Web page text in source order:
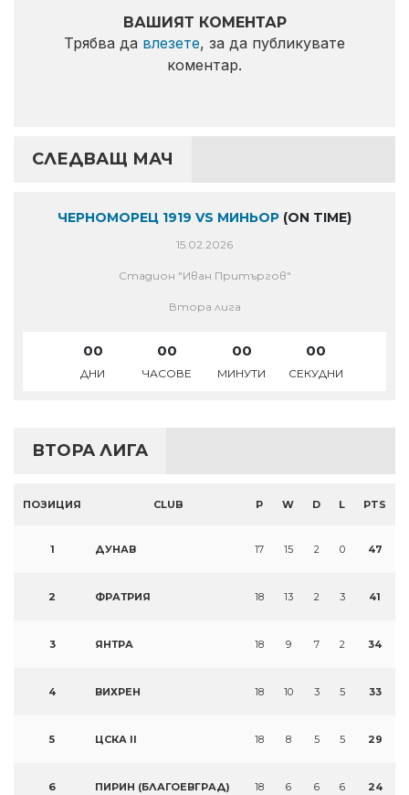
ВАШИЯТ КОМЕНТАР
Трябва да влезете, за да публикувате
коментар.
СЛЕДВАЩ МАЧ
ЧЕРНОМОРЕЦ 1919 VS МИНЬОР (ON TIME)
15.02.2026
Стадион "Иван Притъргов"
Втора лига
00
ДНИ
00
ЧАСОВЕ
00
МИНУТИ
00
СЕКУДНИ
ВТОРА ЛИГА
ПОЗИЦИЯ CLUB P W D L PTS
1 ДУНАВ 17 15 2 0 47
2 ФРАТРИЯ 18 13 2 3 41
3 ЯНТРА 18 9 7 2 34
4 ВИХРЕН 18 10 3 5 33
5 ЦСКА II 18 8 5 5 29
6 ПИРИН (БЛАГОЕВГРАД) 18 6 6 6 24